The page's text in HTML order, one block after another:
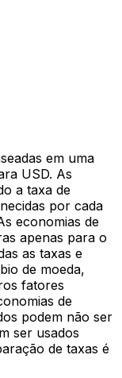
em uma
USD. As
a taxa de
por cada
economias de
apenas para o
as taxas e
de moeda,
fatores
de
podem não ser
ser usados
de taxas é